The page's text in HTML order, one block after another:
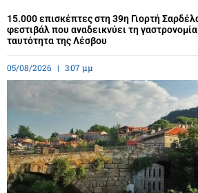
15.000 επισκέπτες στη 39η Γιορτή
φεστιβάλ που αναδεικνύει τη γαστρονομία
ταυτότητα της Λέσβου
05/08/2026 3:07 μμ